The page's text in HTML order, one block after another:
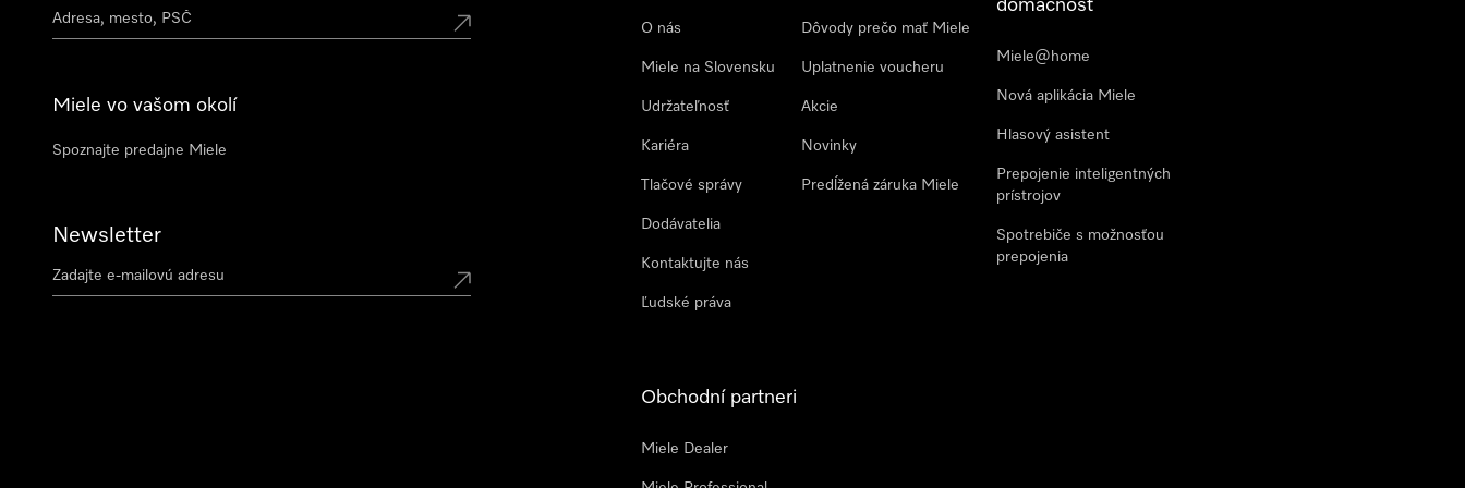
Miele vo vašom okolí
Spoznajte predajne Miele
Newsletter
O nás
Miele na Slovensku
Udržateľnosť
Kariéra
Tlačové správy
Dodávatelia
Kontaktujte nás
Ľudské práva
Dôvody prečo mať Miele
Uplatnenie voucheru
Akcie
Novinky
Predĺžená záruka Miele
domácnosť
Miele@home
Nová aplikácia Miele
Hlasový asistent
Prepojenie inteligentných
prístrojov
Spotrebiče s možnosťou
prepojenia
Obchodní partneri
Miele Dealer